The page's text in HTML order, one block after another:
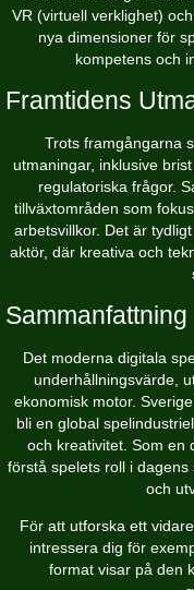
VR (virtuell verklighet)
nya dimensioner för
kompetens och
Framtidens
Trots framgångarna
utmaningar, inklusive
regulatoriska frågor.
tillväxtområden som
arbetsvillkor. Det är
aktör, där kreativa och
Sammanfattning
Det moderna digitala
underhållningsvärde,
ekonomisk motor.
bli en global
och kreativitet. Som en
förstå spelets roll i
och
För att utforska ett
intressera dig för
format visar på den